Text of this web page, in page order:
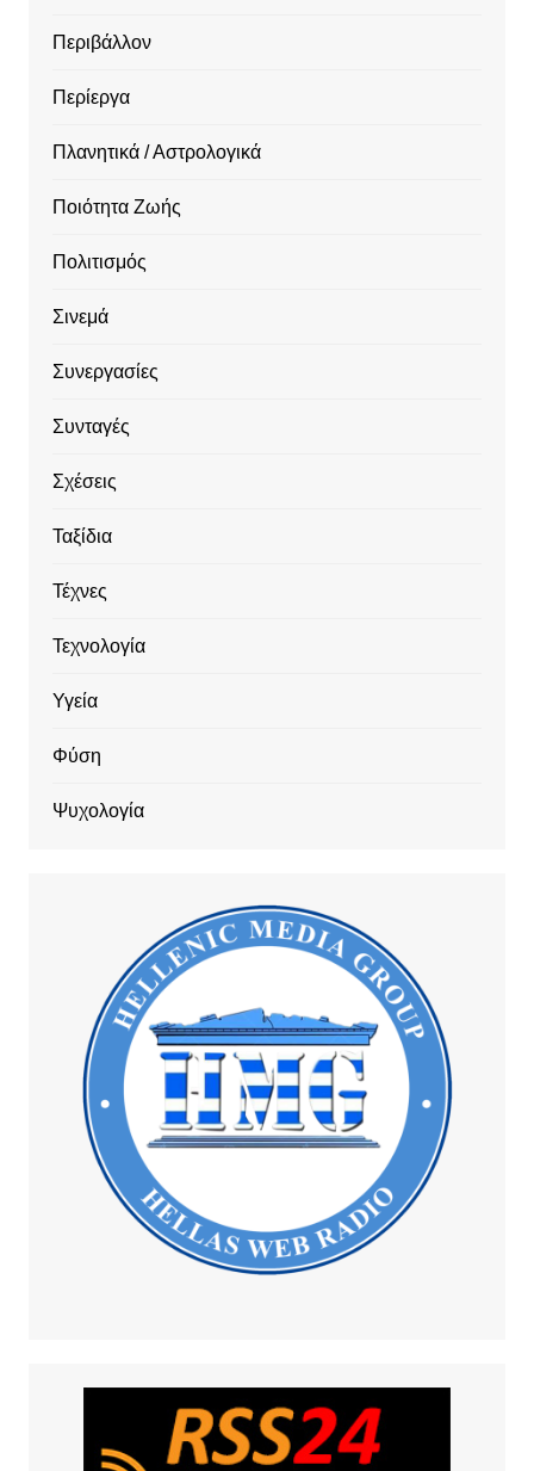
Περιβάλλον
Περίεργα
Πλανητικά / Αστρολογικά
Ποιότητα Ζωής
Πολιτισμός
Σινεμά
Συνεργασίες
Συνταγές
Σχέσεις
Ταξίδια
Τέχνες
Τεχνολογία
Υγεία
Φύση
Ψυχολογία